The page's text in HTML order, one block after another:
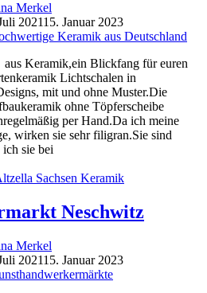
Merkel
202115. Januar 2023
Keramik aus Deutschland
Keramik,ein Blickfang für euren
Lichtschalen in
mit und ohne Muster.Die
ohne Töpferscheibe
per Hand.Da ich meine
wirken sie sehr filigran.Sie sind
sie bei
Neschwitz
Merkel
202115. Januar 2023